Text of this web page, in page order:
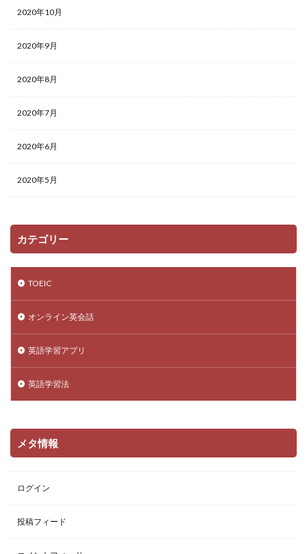
2020年10月
2020年9月
2020年8月
2020年7月
2020年6月
2020年5月
カテゴリー
TOEIC
オンライン英会話
英語学習アプリ
英語学習法
メタ情報
ログイン
投稿フィード